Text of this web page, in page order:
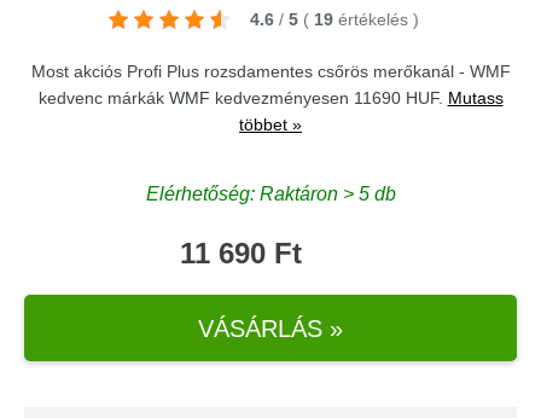
4.6 / 5 ( 19 értékelés )
Most akciós Profi Plus rozsdamentes csőrös merőkanál - WMF
kedvenc márkák WMF kedvezményesen 11690 HUF. Mutass
többet »
Elérhetőség: Raktáron > 5 db
11 690 Ft
VÁSÁRLÁS »